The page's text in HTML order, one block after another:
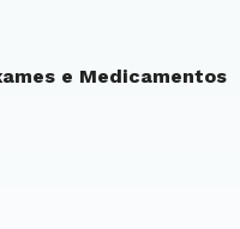
e Medicamentos